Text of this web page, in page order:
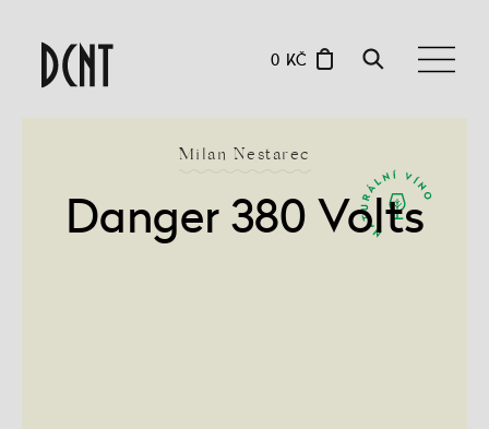
0 KČ
Milan Nestarec
Danger 380 Volts